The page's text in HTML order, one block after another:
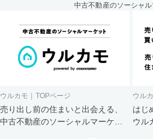
中古不動産のソーシャル
ウルカモ｜TOPページ
売り出し前の住まいと出会える、
中古不動産のソーシャルマーケッ
ウル
はじ
ウル